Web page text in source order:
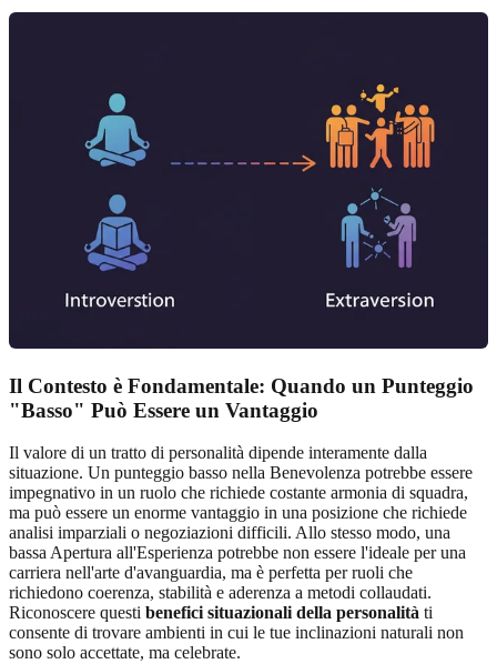
Il Contesto è Fondamentale: Quando un Punteggio
"Basso" Può Essere un Vantaggio
Il valore di un tratto di personalità dipende interamente dalla
situazione. Un punteggio basso nella Benevolenza potrebbe essere
impegnativo in un ruolo che richiede costante armonia di squadra,
ma può essere un enorme vantaggio in una posizione che richiede
analisi imparziali o negoziazioni difficili. Allo stesso modo, una
bassa Apertura all'Esperienza potrebbe non essere l'ideale per una
carriera nell'arte d'avanguardia, ma è perfetta per ruoli che
richiedono coerenza, stabilità e aderenza a metodi collaudati.
Riconoscere questi benefici situazionali della personalità ti
consente di trovare ambienti in cui le tue inclinazioni naturali non
sono solo accettate, ma celebrate.